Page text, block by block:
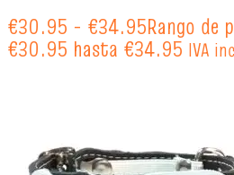
€30.95 - €34.95Rango de
€30.95 hasta €34.95 IVA